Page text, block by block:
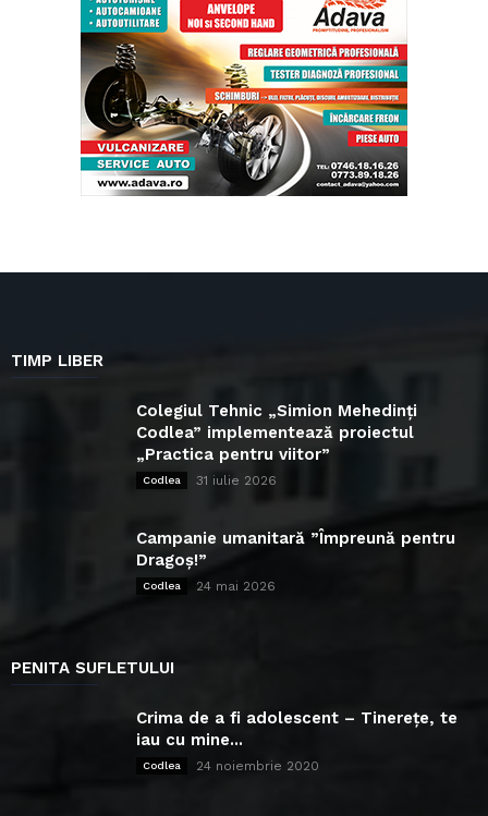
TIMP LIBER
Colegiul Tehnic „Simion Mehedinți
Codlea” implementează proiectul
„Practica pentru viitor”
Codlea 31 iulie 2026
Campanie umanitară ”Împreună pentru
Dragoș!”
Codlea 24 mai 2026
PENITA SUFLETULUI
Crima de a fi adolescent – Tinerețe, te
iau cu mine...
Codlea 24 noiembrie 2020